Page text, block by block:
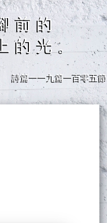
前的
的光。
詩篇一一九篇一百零五節